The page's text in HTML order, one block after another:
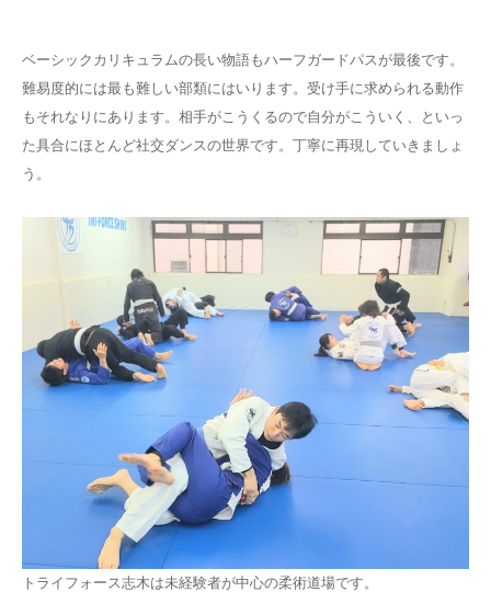
ベーシックカリキュラムの長い物語もハーフガードパスが最後です。
難易度的には最も難しい部類にはいります。受け手に求められる動作
もそれなりにあります。相手がこうくるので自分がこういく、といっ
た具合にほとんど社交ダンスの世界です。丁寧に再現していきましょ
う。
トライフォース志木は未経験者が中心の柔術道場です。